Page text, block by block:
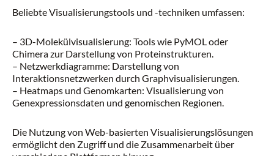
Beliebte Visualisierungstools und -techniken umfassen:
– 3D-Molekülvisualisierung: Tools wie PyMOL oder
Chimera zur Darstellung von Proteinstrukturen.
– Netzwerkdiagramme: Darstellung von
Interaktionsnetzwerken durch Graphvisualisierungen.
– Heatmaps und Genomkarten: Visualisierung von
Genexpressionsdaten und genomischen Regionen.
Die Nutzung von Web-basierten Visualisierungslösungen
ermöglicht den Zugriff und die Zusammenarbeit über